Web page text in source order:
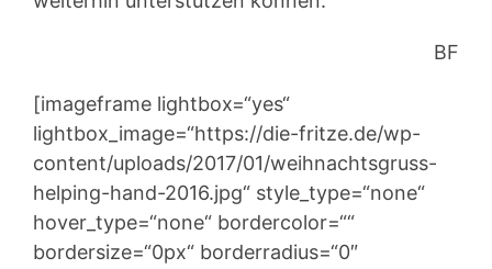
BF
[imageframe lightbox=“yes“
lightbox_image=“https://die-fritze.de/wp-
content/uploads/2017/01/weihnachtsgruss-
helping-hand-2016.jpg“ style_type=“none“
hover_type=“none“ bordercolor=““
bordersize=“0px“ borderradius=“0″